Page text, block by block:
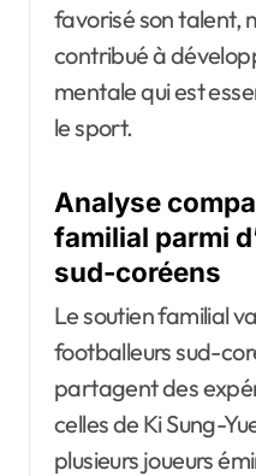
favorisé son talent,
contribué à
mentale qui est
le sport.
Analyse
familial parmi
sud-coréens
Le soutien familial
footballeurs sud-
partagent des
celles de Ki Sung-
plusieurs joueurs